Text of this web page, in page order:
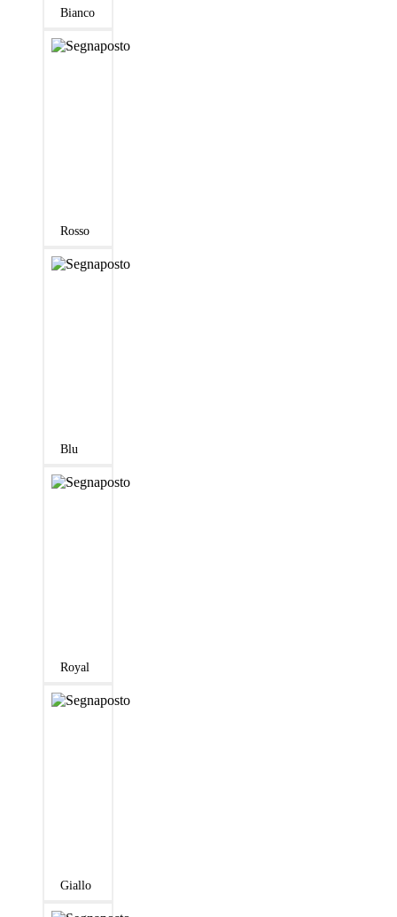
Bianco
Rosso
Blu
Royal
Giallo